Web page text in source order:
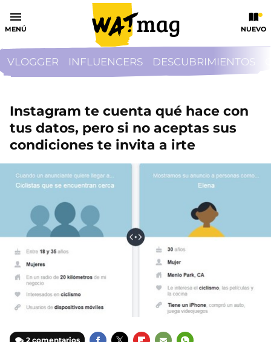
MENÚ NUEVO
VLOGGER INFLUENCERS DESCUBRIMIENTOS
Instagram te cuenta qué hace con
tus datos, pero si no aceptas sus
condiciones te invita a irte
2 comentarios